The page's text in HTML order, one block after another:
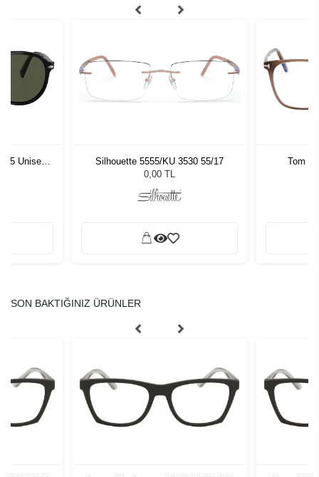
55 Unisex
Silhouette 5555/KU 3530 55/17
0,00 TL
Tom
SON BAKTIĞINIZ ÜRÜNLER